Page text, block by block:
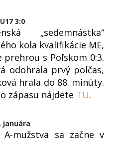
3:0
„sedemnástka“
kola kvalifikácie ME,
prehrou s Poľskom 0:3.
odohrala prvý polčas,
hrala do 88. minúty.
zápasu nájdete TU.
januára
mužstva sa začne v